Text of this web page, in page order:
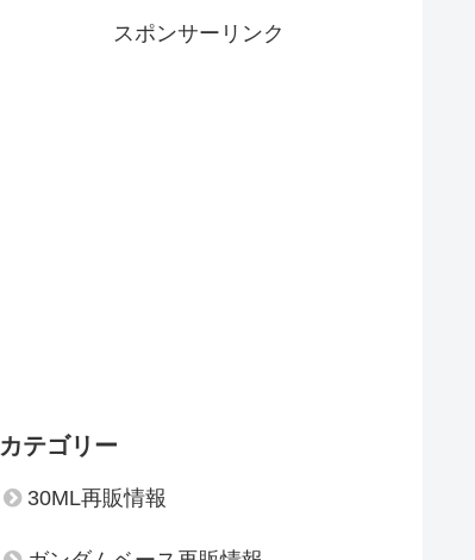
スポンサーリンク
カテゴリー
30ML再販情報